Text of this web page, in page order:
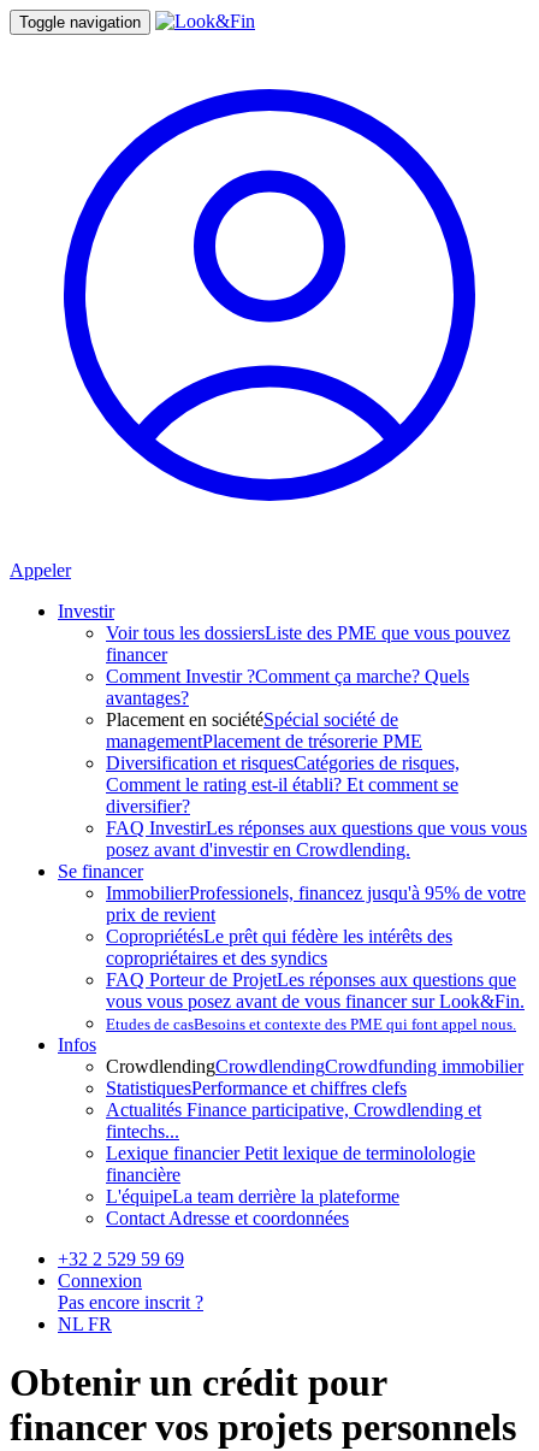
Toggle navigation
Appeler
Investir
Voir tous les dossiersListe des PME que vous pouvez
financer
Comment Investir ?Comment ça marche? Quels
avantages?
Placement en sociétéSpécial société de
managementPlacement de trésorerie PME
Diversification et risquesCatégories de risques,
Comment le rating est-il établi? Et comment se
diversifier?
FAQ InvestirLes réponses aux questions que vous vous
posez avant d'investir en Crowdlending.
Se financer
ImmobilierProfessionels, financez jusqu'à 95% de votre
prix de revient
CopropriétésLe prêt qui fédère les intérêts des
copropriétaires et des syndics
FAQ Porteur de ProjetLes réponses aux questions que
vous vous posez avant de vous financer sur Look&Fin.
Etudes de casBesoins et contexte des PME qui font appel nous.
Infos
CrowdlendingCrowdlendingCrowdfunding immobilier
StatistiquesPerformance et chiffres clefs
Actualités Finance participative, Crowdlending et
fintechs...
Lexique financierPetit lexique de terminolologie
financière
L'équipeLa team derrière la plateforme
Contact Adresse et coordonnées
+32 2 529 59 69
Connexion
Pas encore inscrit ?
NL FR
Obtenir un crédit pour
financer vos projets personnels